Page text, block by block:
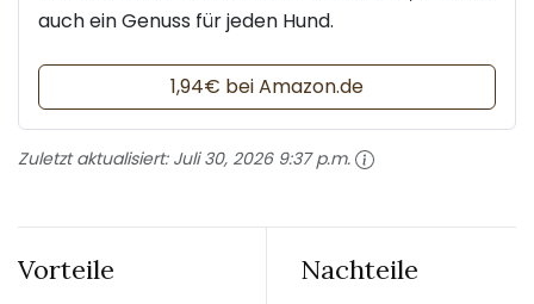
auch ein Genuss für jeden Hund.
1,94€ bei Amazon.de
Zuletzt aktualisiert: Juli 30, 2026 9:37 p.m.
Vorteile Nachteile